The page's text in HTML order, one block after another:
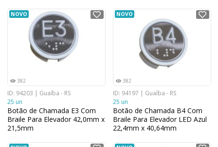
NOVO
382
ID: 94203 | Guaíba - RS
25 un
Botão de Chamada E3 Com
Braile Para Elevador 42,0mm x
21,5mm
NOVO
382
ID: 94197 | Guaíba - RS
25 un
Botão de Chamada B4 Com
Braile Para Elevador LED Azul
22,4mm x 40,64mm